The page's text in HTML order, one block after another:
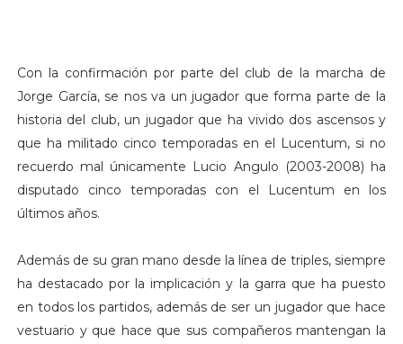
Con la confirmación por parte del club de la marcha de
Jorge García, se nos va un jugador que forma parte de la
historia del club, un jugador que ha vivido dos ascensos y
que ha militado cinco temporadas en el Lucentum, si no
recuerdo mal únicamente Lucio Angulo (2003-2008) ha
disputado cinco temporadas con el Lucentum en los
últimos años.
Además de su gran mano desde la línea de triples, siempre
ha destacado por la implicación y la garra que ha puesto
en todos los partidos, además de ser un jugador que hace
vestuario y que hace que sus compañeros mantengan la